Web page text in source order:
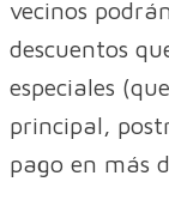
vecinos
descuentos
especiales
principal,
pago en más